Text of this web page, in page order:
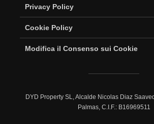
Privacy Policy
Cookie Policy
Modifica il Consenso sui Cookie
DYD Property SL, Alcalde Nicolas Diaz
Palmas, C.I.F.: B16969511